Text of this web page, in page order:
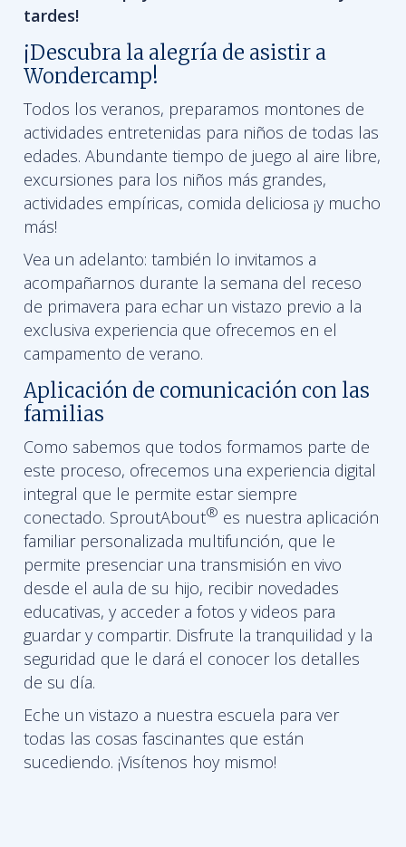
tardes!
¡Descubra la alegría de asistir a
Wondercamp!
Todos los veranos, preparamos montones de
actividades entretenidas para niños de todas las
edades. Abundante tiempo de juego al aire libre,
excursiones para los niños más grandes,
actividades empíricas, comida deliciosa ¡y mucho
más!
Vea un adelanto: también lo invitamos a
acompañarnos durante la semana del receso
de primavera para echar un vistazo previo a la
exclusiva experiencia que ofrecemos en el
campamento de verano.
Aplicación de comunicación con las
familias
Como sabemos que todos formamos parte de
este proceso, ofrecemos una experiencia digital
integral que le permite estar siempre
conectado. SproutAbout® es nuestra aplicación
familiar personalizada multifunción, que le
permite presenciar una transmisión en vivo
desde el aula de su hijo, recibir novedades
educativas, y acceder a fotos y videos para
guardar y compartir. Disfrute la tranquilidad y la
seguridad que le dará el conocer los detalles
de su día.
Eche un vistazo a nuestra escuela para ver
todas las cosas fascinantes que están
sucediendo. ¡Visítenos hoy mismo!